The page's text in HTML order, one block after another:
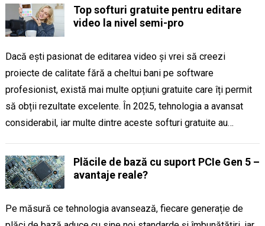
Top softuri gratuite pentru editare
video la nivel semi-pro
Dacă ești pasionat de editarea video și vrei să creezi
proiecte de calitate fără a cheltui bani pe software
profesionist, există mai multe opțiuni gratuite care îți permit
să obții rezultate excelente. În 2025, tehnologia a avansat
considerabil, iar multe dintre aceste softuri gratuite au…
Plăcile de bază cu suport PCIe Gen 5 –
avantaje reale?
Pe măsură ce tehnologia avansează, fiecare generație de